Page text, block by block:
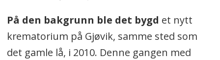
På den bakgrunn ble det bygd et nytt
krematorium på Gjøvik, samme sted som
det gamle lå, i 2010. Denne gangen med